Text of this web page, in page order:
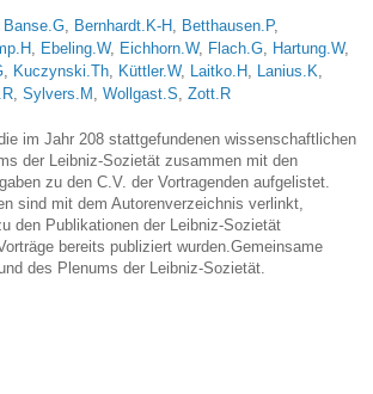
Banse.G, Bernhardt.K-H , Betthausen.P,
, Ebeling.W, Eichhorn.W, Flach.G, Hartung.W,
, Kuczynski.Th, Küttler.W, Laitko.H , Lanius.K,
,Sylvers.M ,Wollgast.S,Zott.R
im Jahr 208 stattgefundenen wissenschaftlichen
der Leibniz-Sozietät zusammen mit den
zu den C.V. der Vortragenden aufgelistet.
sind mit dem Autorenverzeichnis verlinkt,
den Publikationen der Leibniz-Sozietät
bereits publiziert wurden.Gemeinsame
des Plenums der Leibniz-Sozietät.